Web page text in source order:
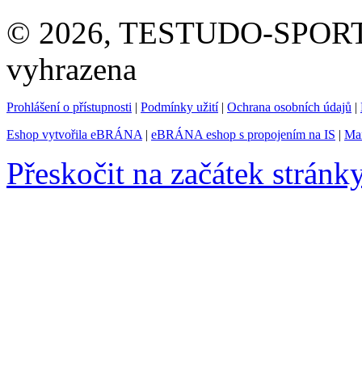
© 2026, TESTUDO-
vyhrazena
Prohlášení o přístupnosti | Podmínky užití| Ochrana osobních údajů |
Eshop vytvořila eBRÁNA | eBRÁNA eshop s propojením na IS |
Přeskočit na začátek